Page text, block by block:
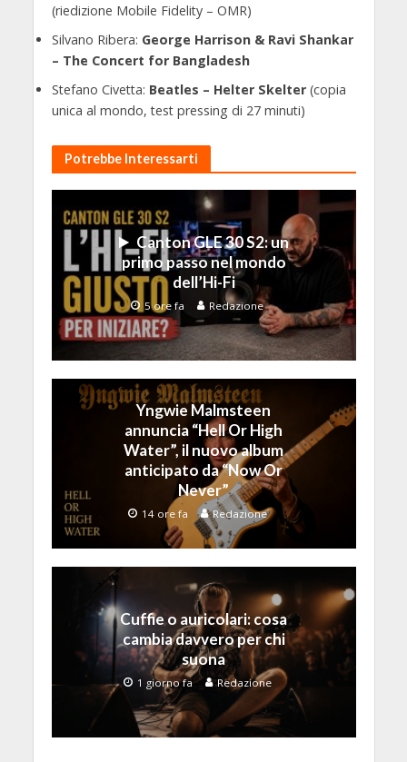
(riedizione Mobile Fidelity – OMR)
Silvano Ribera: George Harrison & Ravi Shankar
– The Concert for Bangladesh
Stefano Civetta: Beatles – Helter Skelter(copia
unica al mondo, test pressing di 27 minuti)
Potrebbe Interessarti
Canton GLE 30 S2: un
primo passo nel mondo
dell’Hi-Fi
5 ore fa Redazione
Yngwie Malmsteen
annuncia “Hell Or High
Water”, il nuovo album
anticipato da “Now Or
Never”
14 ore fa Redazione
Cuffie o auricolari: cosa
cambia davvero per chi
suona
1 giorno fa Redazione